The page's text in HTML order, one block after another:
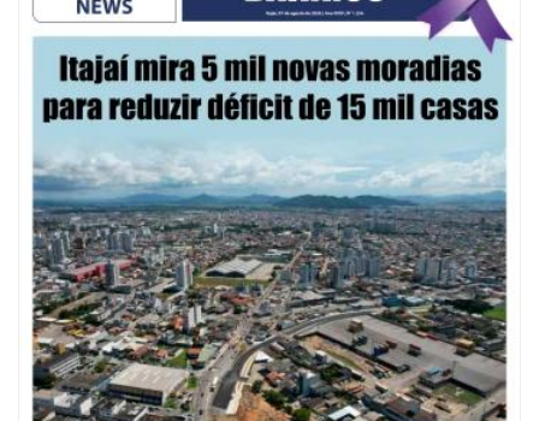
20 anos da Lei Maria da Penha: mais de 400 mulheres vítimas de violência
doméstica são acompanhadas pela Guarda Municipal
BALNEÁRIO CAMBORIÚ